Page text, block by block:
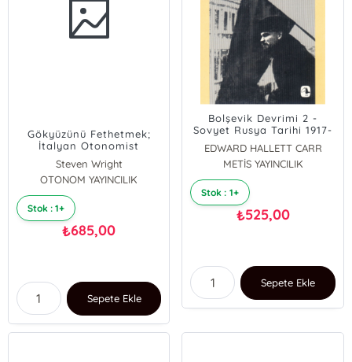
Gökyüzünü Fethetmek;
İtalyan Otonomist
Marksizminde Sınıf
Bileşimi ve Mücadelesi
Steven Wright
OTONOM YAYINCILIK
Stok : 1+
₺685,00
Sepete Ekle
Bolşevik Devrimi 2 -
Sovyet Rusya Tarihi 1917-
EDWARD HALLETT CARR
METİS YAYINCILIK
Stok : 1+
₺525,00
Sepete Ekle